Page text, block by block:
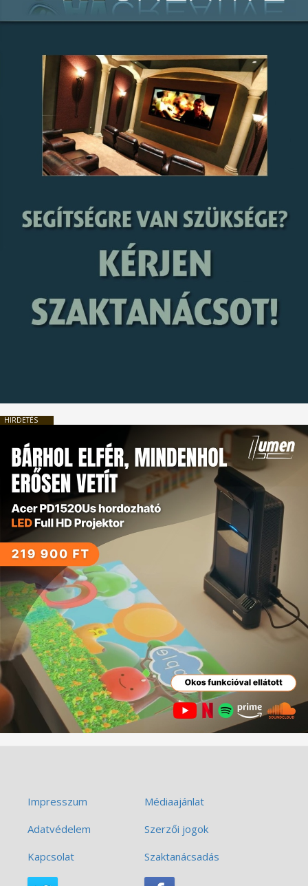
HIRDETÉS
Impresszum
Médiaajánlat
Adatvédelem
Szerzői jogok
Kapcsolat
Szaktanácsadás